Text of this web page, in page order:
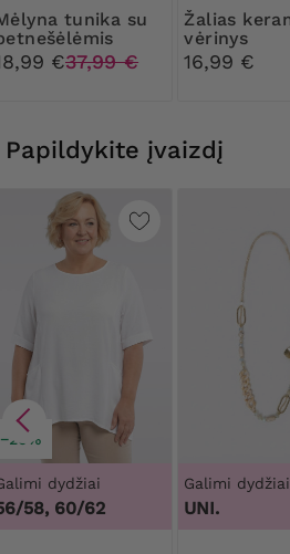
su
€37,99 €
Žalias keraminis
vėrinys
16,99 €
Papildykite įvaizdį
−20%
dydžiai
58, 60/62
Galimi dydžiai
UNI.